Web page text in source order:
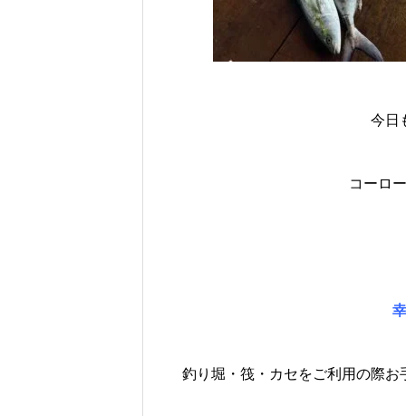
今日
コーロ
釣り堀・筏・カセをご利用の際